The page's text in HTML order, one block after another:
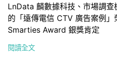
LnData 麟數據科技、市場調
的「遠傳電信 CTV 廣告案例
Smarties Award 銀獎肯定
閱讀全文